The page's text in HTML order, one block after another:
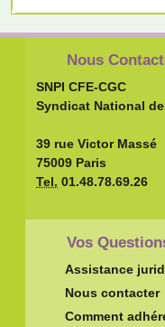
Nous
SNPI CFE-CGC
Syndicat National
39 rue Victor Massé
75009 Paris
Tel. 01.48.78.69.26
Vos
Assistance
Nous contacter
Comment